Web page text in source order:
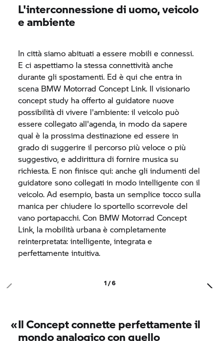
L'interconnessione di uomo, veicolo
e ambiente
In città siamo abituati a essere mobili e connessi.
E ci aspettiamo la stessa connettività anche
durante gli spostamenti. Ed è qui che entra in
scena BMW Motorrad Concept Link. Il visionario
concept study ha offerto al guidatore nuove
possibilità di vivere l'ambiente: il veicolo può
essere collegato all'agenda, in modo da sapere
qual è la prossima destinazione ed essere in
grado di suggerire il percorso più veloce o più
suggestivo, e addirittura di fornire musica su
richiesta. E non finisce qui: anche gli indumenti del
guidatore sono collegati in modo intelligente con il
veicolo. Ad esempio, basta un semplice tocco sulla
manica per chiudere lo sportello scorrevole del
vano portapacchi. Con BMW Motorrad Concept
Link, la mobilità urbana è completamente
reinterpretata: intelligente, integrata e
perfettamente intuitiva.
1 / 6
«Il Concept connette perfettamente il
mondo analogico con quello